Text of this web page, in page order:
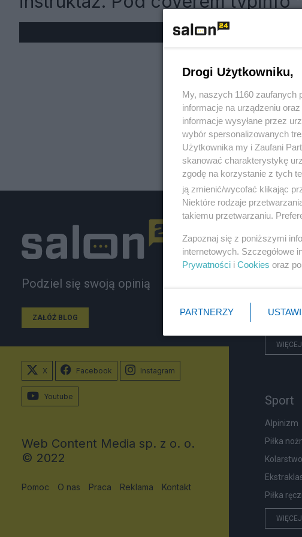
Podziel się swoją opinią
ZAŁÓŻ BLOG
NATO
KO
WIĘCEJ
Sport
Alpinizm
Piłka
Kolarstwo
Piłka
WIĘCEJ
X Facebook Instagram
Youtube
Web Content Media sp. z o. o.
© 2022
Pomoc O nas Praca Reklama Kontakt
Drogi Użytkowniku,
My, naszych 1160 zaufanych
informacje na urządzeniu
informacje wysyłane przez
wybór spersonalizowanych
Użytkownika my i Zaufani
skanować charakterystykę
zgodę na korzystanie z tych
ją zmienić/wycofać klikając
Niektóre rodzaje
takiemu przetwarzaniu.
Zapoznaj się z poniższymi
internetowych. Szczegółowe
Prywatności i Cookies oraz
PARTNERZY